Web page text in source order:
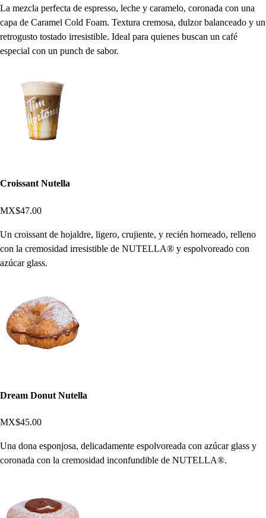
La mezcla perfecta de espresso, leche y caramelo, coronada con una
capa de Caramel Cold Foam. Textura cremosa, dulzor balanceado y un
retrogusto tostado irresistible. Ideal para quienes buscan un café
especial con un punch de sabor.
Croissant Nutella
MX$47.00
Un croissant de hojaldre, ligero, crujiente, y recién horneado, relleno
con la cremosidad irresistible de NUTELLA®️ y espolvoreado con
azúcar glass.
Dream Donut Nutella
MX$45.00
Una dona esponjosa, delicadamente espolvoreada con azúcar glass y
coronada con la cremosidad inconfundible de NUTELLA®️.